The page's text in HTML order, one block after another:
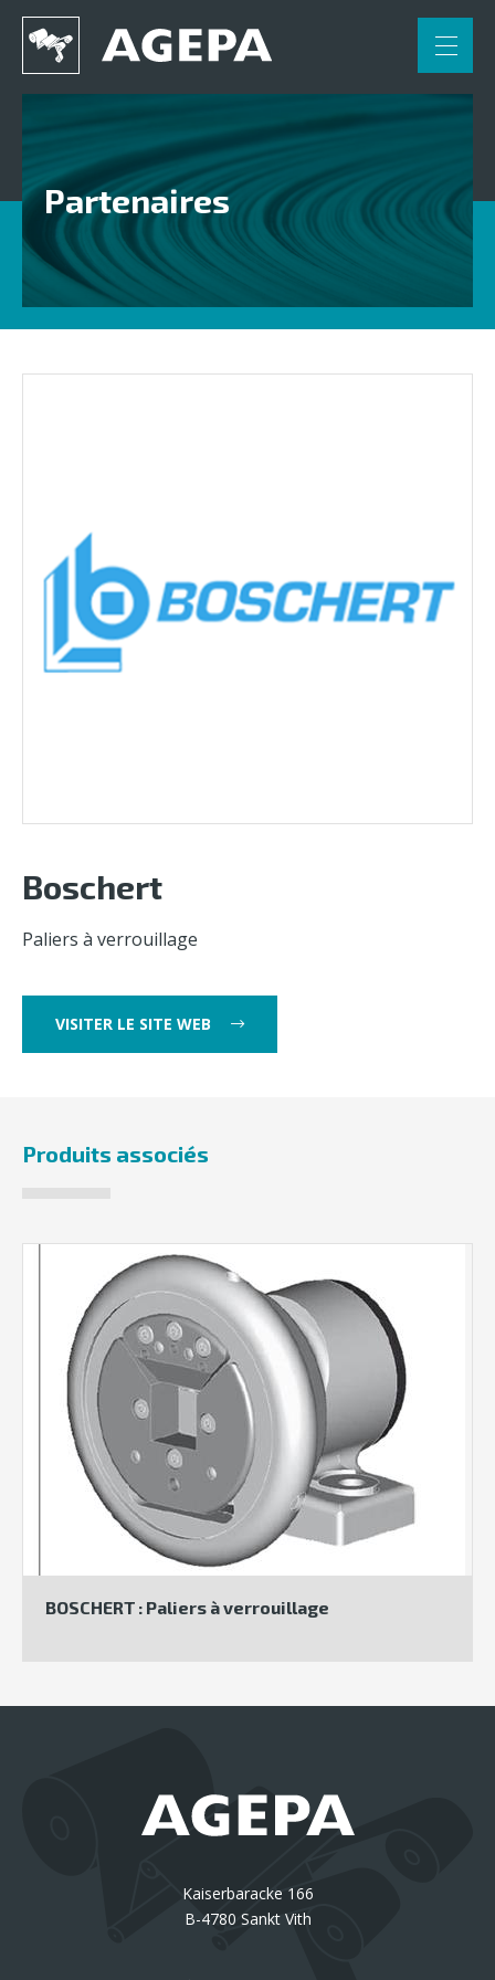
FR NL
Applications
Engineering
Partenaires
Boschert
Paliers à verrouillage
VISITER LE SITE WEB
Produits associés
BOSCHERT : Paliers à verrouillage
Kaiserbaracke 166
B-4780 Sankt Vith